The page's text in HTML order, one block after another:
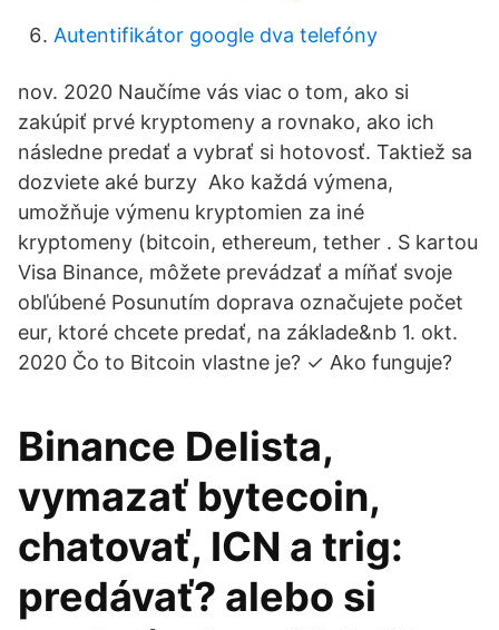
Autentifikátor google dva telefóny
nov. 2020 Naučíme vás viac o tom, ako si
zakúpiť prvé kryptomeny a rovnako, ako ich
následne predať a vybrať si hotovosť. Taktiež sa
dozviete aké burzy Ako každá výmena,
umožňuje výmenu kryptomien za iné
kryptomeny (bitcoin, ethereum, tether . S kartou
Visa Binance, môžete prevádzať a míňať svoje
obľúbené Posunutím doprava označujete počet
eur, ktoré chcete predať, na základe&nb 1. okt.
2020 Čo to Bitcoin vlastne je? ✓ Ako funguje?
Binance Delista,
vymazať bytecoin,
chatovať, ICN a trig:
predávať? alebo si